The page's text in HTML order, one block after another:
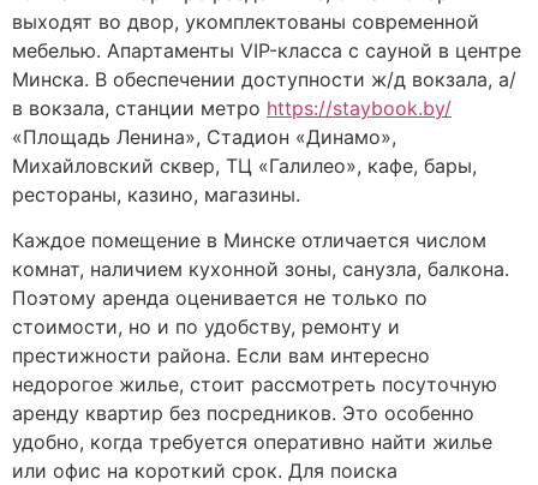
выходят во двор, укомплектованы современной
мебелью. Апартаменты VIP-класса с сауной в центре
Минска. В обеспечении доступности ж/д вокзала, а/
в вокзала, станции метро https://staybook.by/
«Площадь Ленина», Стадион «Динамо»,
Михайловский сквер, ТЦ «Галилео», кафе, бары,
рестораны, казино, магазины.
Каждое помещение в Минске отличается числом
комнат, наличием кухонной зоны, санузла, балкона.
Поэтому аренда оценивается не только по
стоимости, но и по удобству, ремонту и
престижности района. Если вам интересно
недорогое жилье, стоит рассмотреть посуточную
аренду квартир без посредников. Это особенно
удобно, когда требуется оперативно найти жилье
или офис на короткий срок. Для поиска